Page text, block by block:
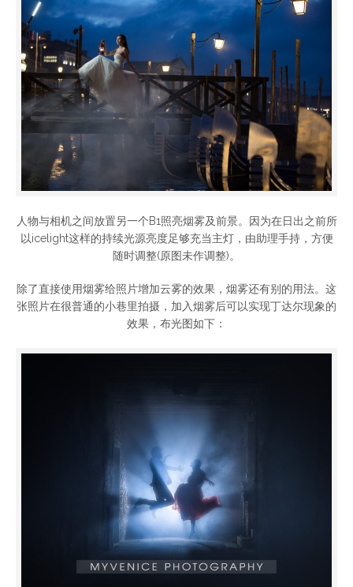
人物与相机之间放置另一个B1照亮烟雾及前景。因为在日出之前所
以icelight这样的持续光源亮度足够充当主灯，由助理手持，方便
随时调整(原图未作调整)。
除了直接使用烟雾给照片增加云雾的效果，烟雾还有别的用法。这
张照片在很普通的小巷里拍摄，加入烟雾后可以实现丁达尔现象的
效果，布光图如下：